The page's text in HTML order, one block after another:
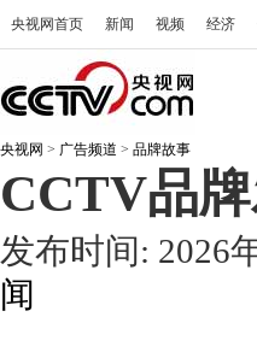
央视网首页 新闻 视频 经济
央视网 > 广告频道 > 品牌故事
CCTV品
发布时间: 2026
闻